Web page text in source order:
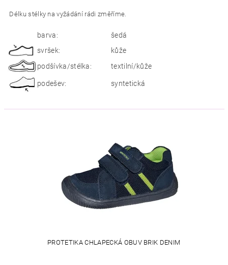
Délku stélky na vyžádání rádi změříme.
barva:
šedá
svršek:
kůže
podšívka/stélka:
textilní/kůže
podešev: syntetická
PROTETIKA CHLAPECKÁ OBUV BRIK DENIM